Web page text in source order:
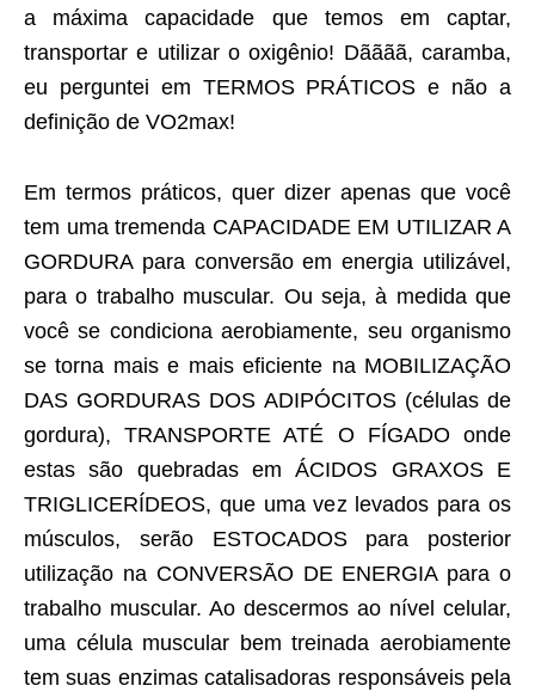
a máxima capacidade que temos em captar,
transportar e utilizar o oxigênio! Dãããã, caramba,
eu perguntei em TERMOS PRÁTICOS e não a
definição de VO2max!
Em termos práticos, quer dizer apenas que você
tem uma tremenda CAPACIDADE EM UTILIZAR A
GORDURA para conversão em energia utilizável,
para o trabalho muscular. Ou seja, à medida que
você se condiciona aerobiamente, seu organismo
se torna mais e mais eficiente na MOBILIZAÇÃO
DAS GORDURAS DOS ADIPÓCITOS (células de
gordura), TRANSPORTE ATÉ O FÍGADO onde
estas são quebradas em ÁCIDOS GRAXOS E
TRIGLICERÍDEOS, que uma vez levados para os
músculos, serão ESTOCADOS para posterior
utilização na CONVERSÃO DE ENERGIA para o
trabalho muscular. Ao descermos ao nível celular,
uma célula muscular bem treinada aerobiamente
tem suas enzimas catalisadoras responsáveis pela